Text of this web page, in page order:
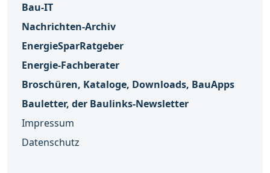
Bau-IT
Nachrichten-Archiv
EnergieSparRatgeber
Energie-Fachberater
Broschüren, Kataloge, Downloads, BauApps
Bauletter, der Baulinks-Newsletter
Impressum
Datenschutz